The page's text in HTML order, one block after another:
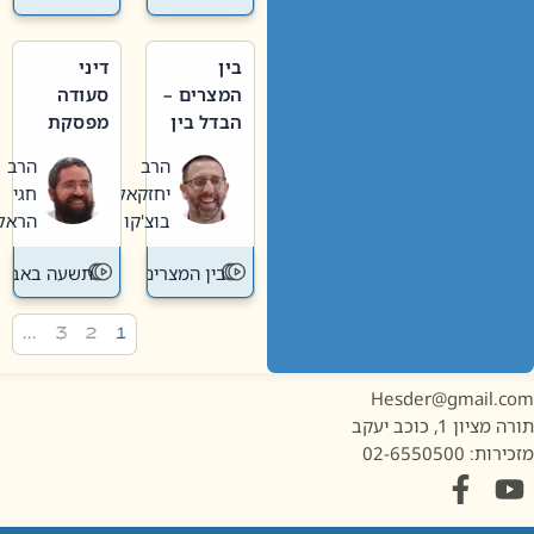
בין
המצרים –
הבדל בין
חדשה
לישנה
הרב
יחזקאל
בוצ'קו
בין המצרים
דיני
סעודה
מפסקת
תשעה
באב
הרב
חגי
הראל
תשעה באב
1, כוכב יעקב
02-6550500